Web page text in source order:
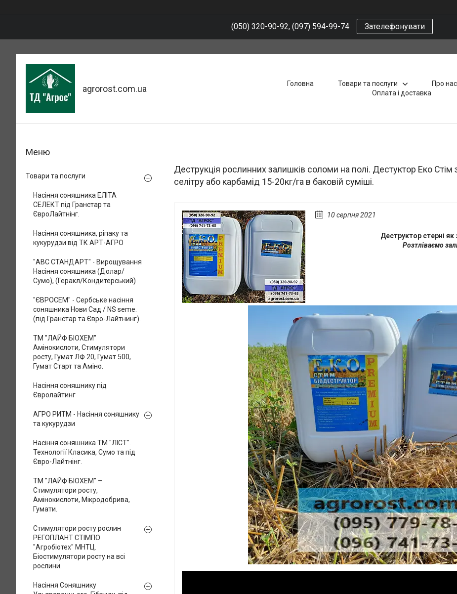
(050) 320-90-92, (097) 594-99-74 Зателефонувати
agrorost.com.ua Головна Товари та послуги Про нас
Оплата і доставка
Деструкція рослинних залишків соломи на полі. Дестуктор Еко
селітру або карбамід 15-20кг/га в баковій суміші.
10 серпня 2021
Деструктор стерні
Розтліваємо
Товари та послуги
Насіння соняшника ЕЛІТА
СЕЛЕКТ під Гранстар та
ЄвроЛайтнінг.
Насіння соняшника, ріпаку та
кукурудзи від ТК АРТ-АГРО
"АВС СТАНДАРТ" - Вирощування
Насіння соняшника (Долар/
Сумо), (Геракл/Кондитерський)
"ЄВРОСЕМ" - Сербське насіння
соняшника Нови Сад / NS seme.
(під Гранстар та Євро-Лайтнинг).
ТМ "ЛАЙФ БІОХЕМ"
Амінокислоти, Стимулятори
росту, Гумат ЛФ 20, Гумат 500,
Гумат Старт та Аміно.
Насіння соняшнику під
Євролайтинг
АГРО РИТМ - Насіння соняшнику
та кукурудзи
Насіння соняшника ТМ "ЛІСТ".
Технології Класика, Сумо та під
Євро-Лайтнінг.
ТМ "ЛАЙФ БІОХЕМ" –
Стимулятори росту,
Амінокислоти, Мікродобрива,
Гумати.
Стимулятори росту рослин
РЕГОПЛАНТ СТІМПО
"Агробіотех" МНТЦ.
Біостимулятори росту на всі
рослини.
Насіння Соняшнику